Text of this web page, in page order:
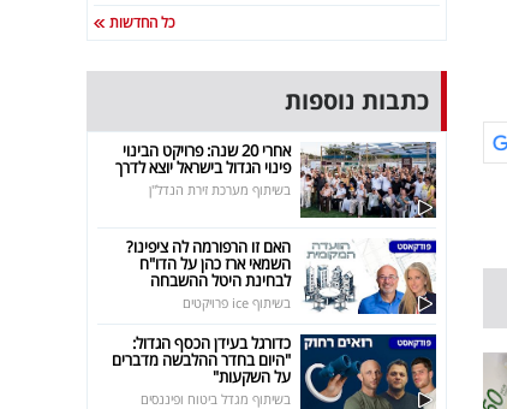
כל החדשות
כתבות נוספות
אחרי 20 שנה: פרויקט הבינוי
פינוי הגדול בישראל יוצא לדרך
בשיתוף מערכת זירת הנדל"ן
האם זו הרפורמה לה ציפינו?
השמאי ארז כהן על הדו"ח
לבחינת היטל ההשבחה
בשיתוף ice פרויקטים
כדורגל בעידן הכסף הגדול:
"היום בחדר ההלבשה מדברים
על השקעות"
בשיתוף מגדל ביטוח ופיננסים